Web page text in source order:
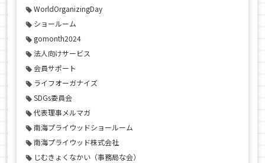
WorldOrganizingDay
ショールーム
gomonth2024
法人向けサービス
会員サポート
ライフオーガナイズ
SDGs委員会
代表理事メルマガ
南海プライウッドショールーム
南海プライウッド株式会社
じむきょくなかい（事務局な会）